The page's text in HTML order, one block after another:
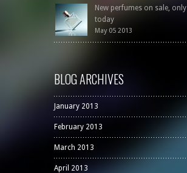
New perfumes on sale, only
today
May 05 2013
BLOG ARCHIVES
January 2013
February 2013
March 2013
April 2013